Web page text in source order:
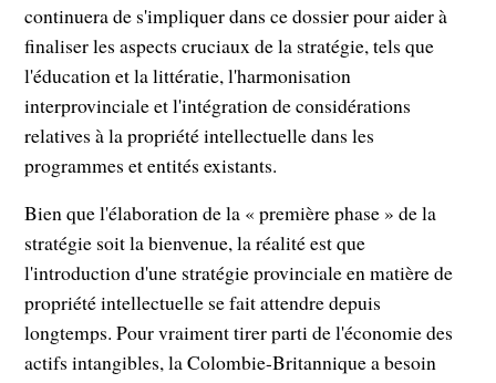
continuera de s'impliquer dans ce dossier pour aider à
finaliser les aspects cruciaux de la stratégie, tels que
l'éducation et la littératie, l'harmonisation
interprovinciale et l'intégration de considérations
relatives à la propriété intellectuelle dans les
programmes et entités existants.
Bien que l'élaboration de la « première phase » de la
stratégie soit la bienvenue, la réalité est que
l'introduction d'une stratégie provinciale en matière de
propriété intellectuelle se fait attendre depuis
longtemps. Pour vraiment tirer parti de l'économie des
actifs intangibles, la Colombie-Britannique a besoin